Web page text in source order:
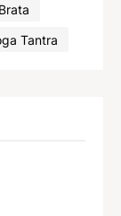
Tantra